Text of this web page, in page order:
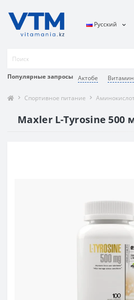
Популярные запросы Актобе
Русский
Спортивное питание
Maxler L-Tyrosine 500